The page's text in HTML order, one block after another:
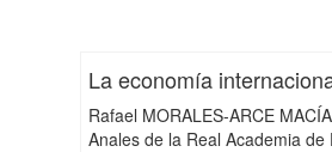
La economía
Rafael MORALES-ARCE
Anales de la Real Academia de